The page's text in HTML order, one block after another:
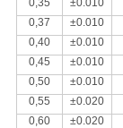
0,37
±0.010
0,40
±0.010
0,45
±0.010
0,50
±0.010
0,55
±0.020
0,60
±0.020